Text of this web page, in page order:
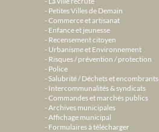
Petites Villes de Demain
Commerce et artisanat
Enfance et jeunesse
Recensement citoyen
Urbanisme et Environnement
Risques / prévention / protection
Police
Salubrité / Déchets et encombrants
Intercommunalités & syndicats
Commandes et marchés publics
Archives municipales
Affichage municipal
Formulaires à télécharger